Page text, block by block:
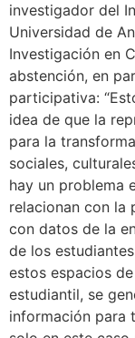
investigador del
Universidad de
Investigación en
abstención, en
participativa:
idea de que la
para la
sociales,
hay un problema
relacionan con la
con datos de la
de los
estos espacios
estudiantil, se
información para